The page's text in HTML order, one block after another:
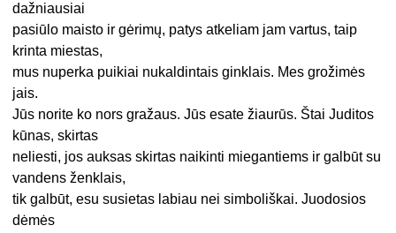
dažniausiai
pasiūlo maisto ir gėrimų, patys atkeliam jam vartus, taip
krinta miestas,
mus nuperka puikiai nukaldintais ginklais. Mes grožimės
jais.
Jūs norite ko nors gražaus. Jūs esate žiaurūs. Štai Juditos
kūnas, skirtas
neliesti, jos auksas skirtas naikinti miegantiems ir galbūt su
vandens ženklais,
tik galbūt, esu susietas labiau nei simboliškai. Juodosios
dėmės